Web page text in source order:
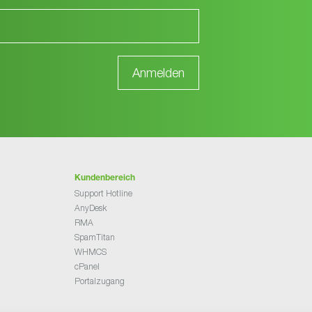
Kundenbereich
Support Hotline
AnyDesk
RMA
SpamTitan
WHMCS
cPanel
Portalzugang